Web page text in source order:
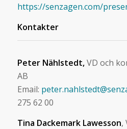
https://senzagen.com/
Kontakter
Peter Nählstedt,VD och
AB
Email:
275 62 00
Tina Dackemark Lawesson,